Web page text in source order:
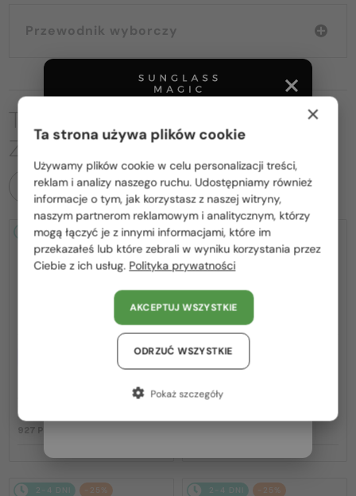
Przewodnik wyborczy
TO MOŻE CIĘ RÓWNIEŻ
ZAINTERESOWAĆ
WSZYSTKIE PRODUKTY
2-4 DNI
Z SOCZEWKĄ MONOFOKALNĄ
Optična okvirja
927 PLN
2-4 DNI -25%
Chopard
SCH353M - 04GB - 54
2-4 DNI -25% 2-4 DNI -25%
Proszę wybierz z listy odpowiedni dla Ciebie kraj:
Polska / PL
România / RO
Magyarország / HU
United Arab Emirates / EN
Austria / AT
Niemcy / DE
Włochy / IT
×
Ta strona używa plików cookie
Używamy plików cookie w celu personalizacji treści,
reklam i analizy naszego ruchu. Udostępniamy również
informacje o tym, jak korzystasz z naszej witryny,
naszym partnerom reklamowym i analitycznym, którzy
mogą łączyć je z innymi informacjami, które im
przekazałeś lub które zebrali w wyniku korzystania przez
Ciebie z ich usług. Polityka prywatności
AKCEPTUJ WSZYSTKIE
ODRZUĆ WSZYSTKIE
Pokaż szczegóły